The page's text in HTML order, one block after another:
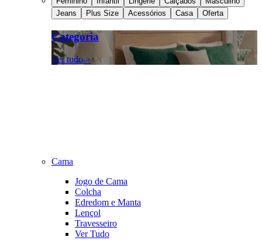
Jeans
Plus Size Acessórios Casa Oferta
Categoria
Ver tudo >
Cama
Jogo de Cama
Colcha
Edredom e Manta
Lençol
Travesseiro
Ver Tudo